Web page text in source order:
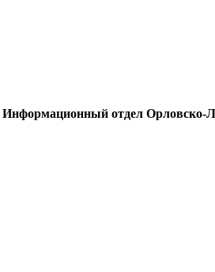
Информационный отдел Орловско-